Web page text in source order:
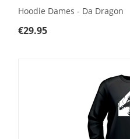
Hoodie Dames - Da Dragon
€29.95